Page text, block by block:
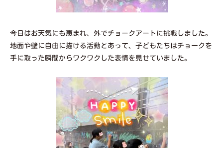
今日はお天気にも恵まれ、外でチョークアートに挑戦しました。
地面や壁に自由に描ける活動とあって、子どもたちはチョークを
手に取った瞬間からワクワクした表情を見せていました。